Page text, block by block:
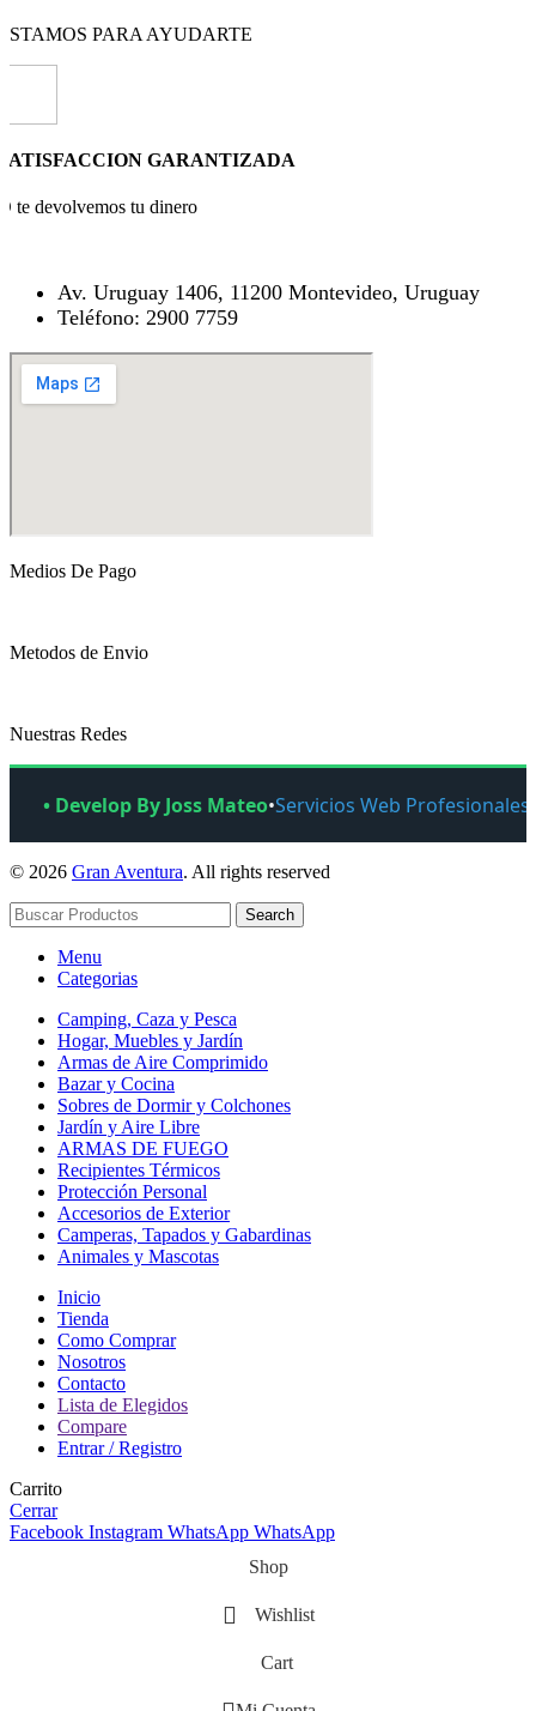
PARA AYUDARTE
GARANTIZADA
te devolvemos tu dinero
Av. Uruguay 1406, 11200 Montevideo, Uruguay
Teléfono: 2900 7759
Medios De Pago
Metodos de Envio
Nuestras Redes
• Develop By Joss Mateo•Servicios Web Profesionales
© 2026 Gran Aventura. All rights reserved
Search
Menu
Categorias
Camping, Caza y Pesca
Hogar, Muebles y Jardín
Armas de Aire Comprimido
Bazar y Cocina
Sobres de Dormir y Colchones
Jardín y Aire Libre
ARMAS DE FUEGO
Recipientes Térmicos
Protección Personal
Accesorios de Exterior
Camperas, Tapados y Gabardinas
Animales y Mascotas
Inicio
Tienda
Como Comprar
Nosotros
Contacto
Lista de Elegidos
Compare
Entrar / Registro
Carrito
Cerrar
Facebook Instagram WhatsApp WhatsApp
Shop
Wishlist
Cart